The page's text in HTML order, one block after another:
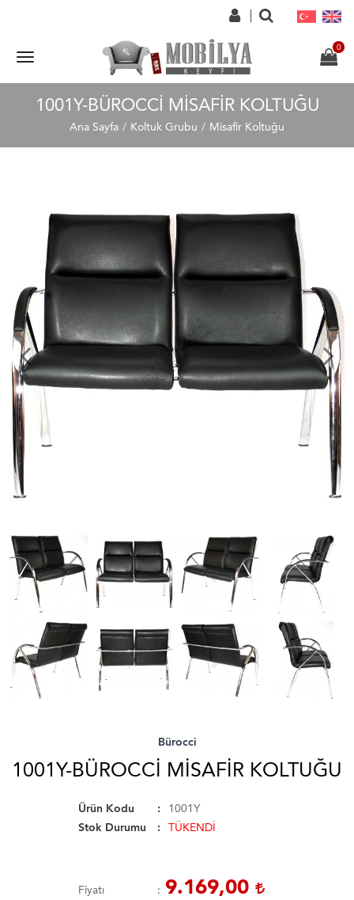
1001Y-BÜROCCI MISAFIR KOLTUĞU
Ana Sayfa Koltuk Grubu Misafir Koltuğu
Bürocci
1001Y-BÜROCCI MISAFIR KOLTUĞU
Ürün Kodu
1001Y
Stok Durumu
TÜKENDİ
Fiyatı 9.169,00